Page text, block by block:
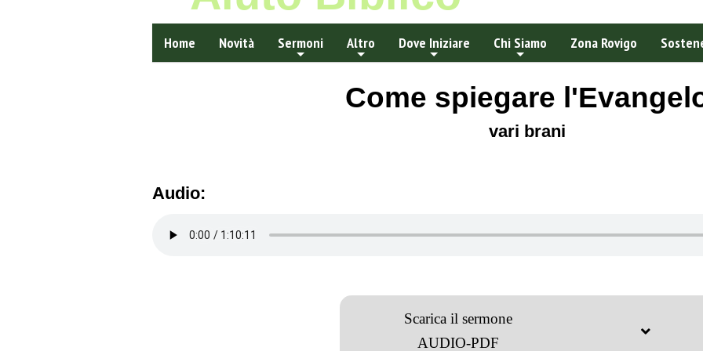
Home Novità Sermoni Altro Dove Iniziare Chi Siamo Zona Rovigo
Come spiegare
vari brani
Audio:
Scarica il sermone
AUDIO-PDF